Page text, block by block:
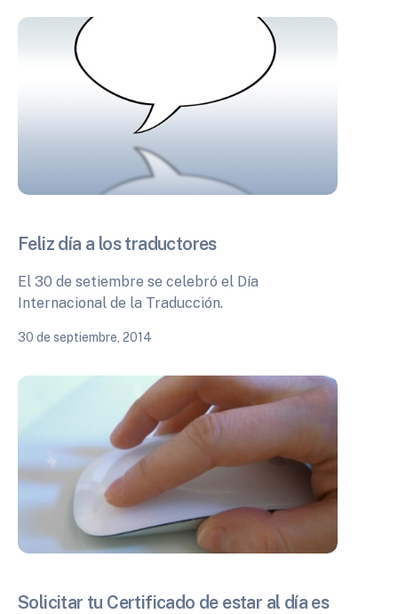
Feliz día a los traductores
El 30 de setiembre se celebró el Día
Internacional de la Traducción.
30 de septiembre, 2014
Solicitar tu Certificado de estar al día es